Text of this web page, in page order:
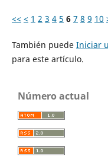
<< < 1 2 3 4 5 6 7 8 9 10
También puede Iniciar
para este artículo.
Número actual